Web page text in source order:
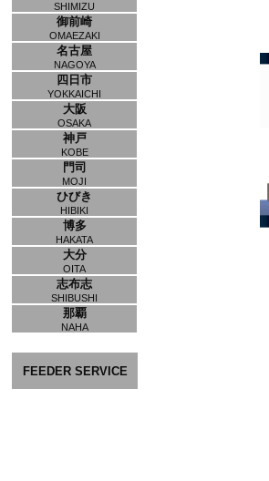
SHIMIZU
御前崎
OMAEZAKI
名古屋
NAGOYA
四日市
YOKKAICHI
大阪
OSAKA
神戸
KOBE
門司
MOJI
ひびき
HIBIKI
博多
HAKATA
大分
OITA
志布志
SHIBUSHI
那覇
NAHA
FEEDER SERVICE